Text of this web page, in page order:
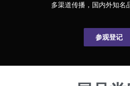
多渠道传播，国内外知名
参观登记